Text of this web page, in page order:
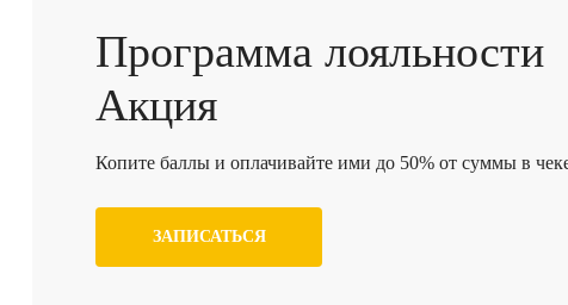
Программа лояльности
Акция
Копите баллы и оплачивайте ими до 50% от суммы в
ЗАПИСАТЬСЯ